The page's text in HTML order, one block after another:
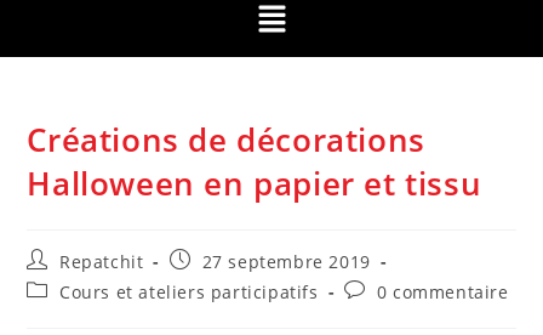
Créations de décorations
Halloween en papier et tissu
Repatchit
27 septembre 2019
Cours et ateliers participatifs
0 commentaire